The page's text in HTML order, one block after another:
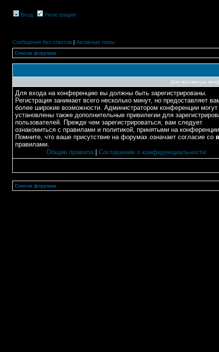
Вход Регистрация
Сообщения без ответов | Активные темы
Список форумов
Для просмотра
Для входа на конференцию вы должны быть зарегистрированы.
Регистрация занимает всего несколько минут, но предоставляет
более широкие возможности. Администратором конференции
установлены также дополнительные привилегии для
пользователей. Прежде чем зарегистрироваться, вам следует
ознакомиться с правилами и политикой, принятыми на
Помните, что ваше присутствие на форумах означает согласие со
правилами.
Общие правила| Соглашение о конфиденциальности
Список форумов